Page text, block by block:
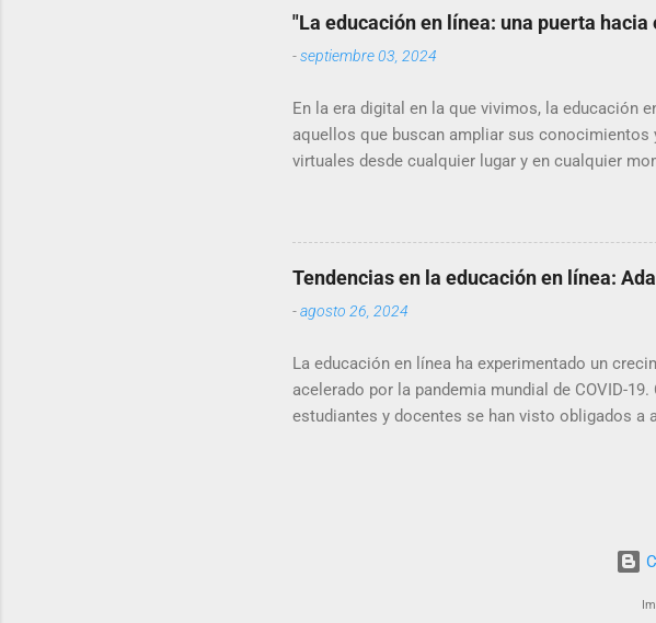
móvil sea una de las tendencias más
ofrecen aplicaciones móviles par...
"La educación en línea: una puerta
-septiembre 03, 2024
En la era digital en la que vivimos, la educación
aquellos que buscan ampliar sus conocimientos
virtuales desde cualquier lugar y en cualquier
educación en línea. Accesibilidad y flexibilidad:
accesibilidad. A diferencia de la educación
horarios específicos, la educación en línea
dispositivo con conexión a internet. Esto
Tendencias en la educación en línea:
-agosto 26, 2024
La educación en línea ha experimentado un
acelerado por la pandemia mundial de COVID-
estudiantes y docentes se han visto obligados a
artículo, hablaremos sobre algunas de las
en cualquier momento y lugar, lo que les permite